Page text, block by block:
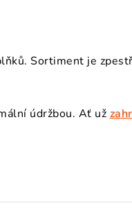
Sortiment je
údržbou. Ať už